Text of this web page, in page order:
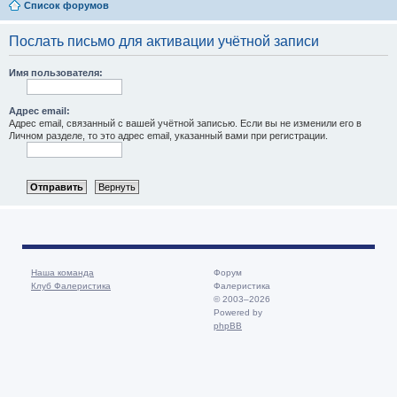
Список форумов
Послать письмо для активации учётной записи
Имя пользователя:
Адрес email:
Адрес email, связанный с вашей учётной записью. Если вы не изменили его в
Личном разделе, то это адрес email, указанный вами при регистрации.
Наша команда
Клуб Фалеристика
Форум
Фалеристика
© 2003–2026
Powered by
phpBB